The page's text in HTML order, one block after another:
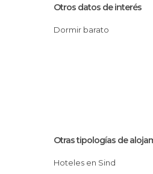
Otros datos de interés
Dormir barato
Otras tipologías de
Hoteles en Sind